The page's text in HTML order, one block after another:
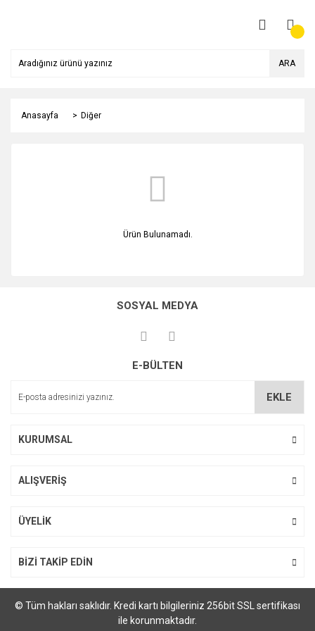
ARA
Anasayfa Diğer
Ürün Bulunamadı.
SOSYAL MEDYA
E-BÜLTEN
EKLE
KURUMSAL
ALIŞVERİŞ
ÜYELİK
BİZİ TAKİP EDİN
© Tüm hakları saklıdır. Kredi kartı bilgileriniz 256bit SSL sertifikası
ile korunmaktadır.